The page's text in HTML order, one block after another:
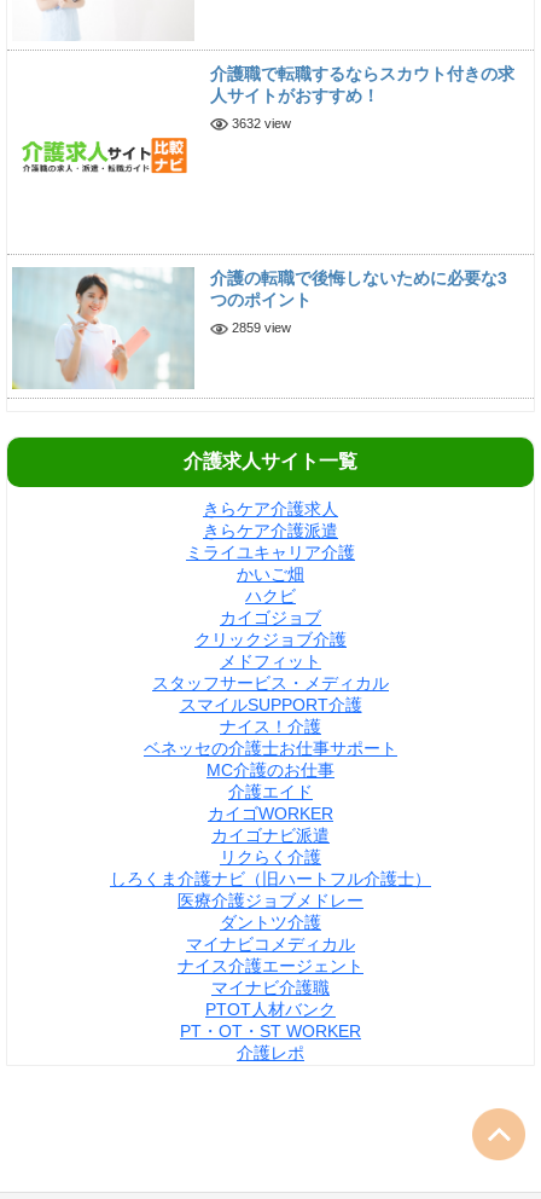
介護職で転職するならスカウト付きの求
人サイトがおすすめ！
3632 view
介護の転職で後悔しないために必要な3
つのポイント
2859 view
介護求人サイト一覧
きらケア介護求人
きらケア介護派遣
ミライユキャリア介護
かいご畑
ハクビ
カイゴジョブ
クリックジョブ介護
メドフィット
スタッフサービス・メディカル
スマイルSUPPORT介護
ナイス！介護
ベネッセの介護士お仕事サポート
MC介護のお仕事
介護エイド
カイゴWORKER
カイゴナビ派遣
リクらく介護
しろくま介護ナビ（旧ハートフル介護士）
医療介護ジョブメドレー
ダントツ介護
マイナビコメディカル
ナイス介護エージェント
マイナビ介護職
PTOT人材バンク
PT・OT・ST WORKER
介護レポ